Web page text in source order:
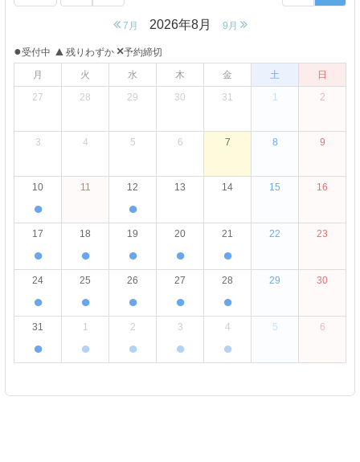
7月 2026年8月 9月
●受付中 ▲ 残りわずか ×予約締切
月
火 水 木 金 土
日
27
28 29 30 31 1 2
3 4 5 6 7 8 9
10
●
11 12
●
13 14 15 16
17
●
18
●
19
●
20
●
21
●
22 23
24
●
25
●
26
●
27
●
28
●
29 30
31
●
1
●
2
●
3
●
4
●
5 6